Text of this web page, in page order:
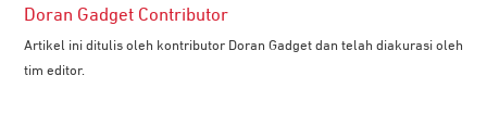
Doran Gadget Contributor
Artikel ini ditulis oleh kontributor Doran Gadget dan telah diakurasi oleh
tim editor.